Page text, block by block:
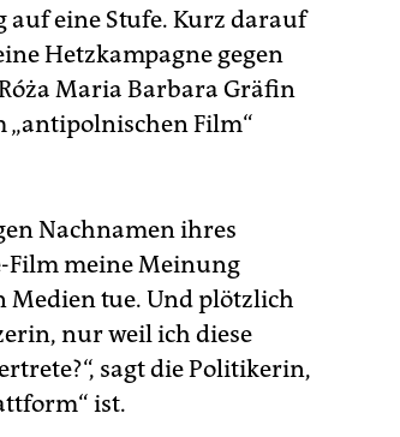
eine Stufe. Kurz darauf
Hetzkampagne gegen
Maria Barbara Gräfin
„antipolnischen Film“
Nachnamen ihres
Film meine Meinung
Medien tue. Und plötzlich
nur weil ich diese
sagt die Politikerin,
ist.